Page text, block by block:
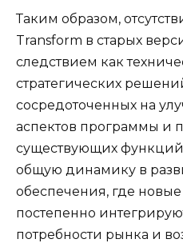
Таким образом,
Transform в старых
следствием как
стратегических
сосредоточенных на
аспектов программы и
существующих функций.
общую динамику в
обеспечения, где
постепенно
потребности рынка и